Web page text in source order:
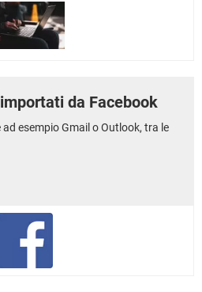
FACEBOOK
da Facebook
esempio Gmail o Outlook, tra le